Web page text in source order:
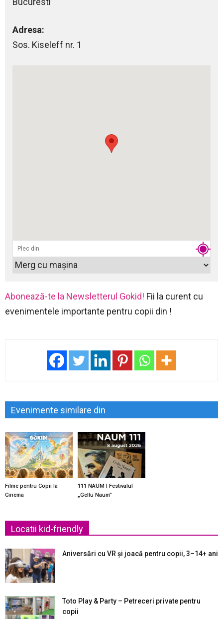
Adresa:
Sos. Kiseleff nr. 1
Abonează-te la Newsletterul Gokid! Fii la curent cu
evenimentele importante pentru copii din !
Evenimente similare din
Filme pentru Copii la
Cinema
111 NAUM | Festivalul
„Gellu Naum”
Locatii kid-friendly
Aniversări cu VR și joacă pentru copii, 3–14+ ani
Toto Play & Party – Petreceri private pentru
copii